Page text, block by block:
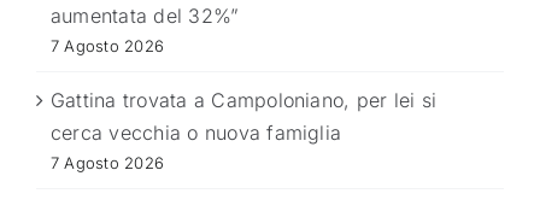
aumentata del 32%”
7 Agosto 2026
Gattina trovata a Campoloniano, per lei si
cerca vecchia o nuova famiglia
7 Agosto 2026